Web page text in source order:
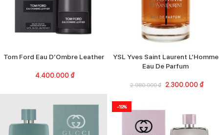
Tom Ford Eau D’Ombre Leather
4.400.000 ₫
YSL Yves Saint Laurent L’Homme
Eau De Parfum
2.980.000₫ 2.300.000 ₫
-19%